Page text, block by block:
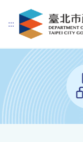
跳到主要內容
:::